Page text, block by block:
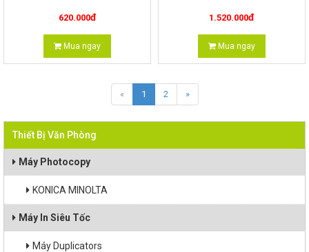
620.000đ
Mua ngay
1.520.000đ
Mua ngay
« 1 2 »
Thiết Bị Văn Phòng
Máy Photocopy
KONICA MINOLTA
Máy In Siêu Tốc
Máy Duplicators